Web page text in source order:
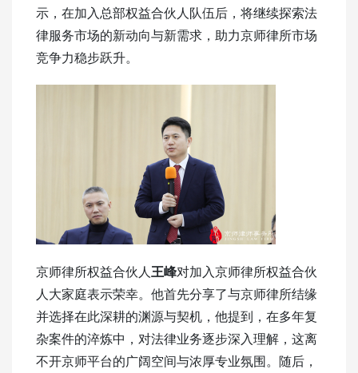
示，在加入总部权益合伙人队伍后，将继续探索法
律服务市场的新动向与新需求，助力京师律所市场
竞争力稳步跃升。
京师律所权益合伙人王峰对加入京师律所权益合伙
人大家庭表示荣幸。他首先分享了与京师律所结缘
并选择在此深耕的渊源与契机，他提到，在多年复
杂案件的淬炼中，对法律业务逐步深入理解，这离
不开京师平台的广阔空间与浓厚专业氛围。随后，